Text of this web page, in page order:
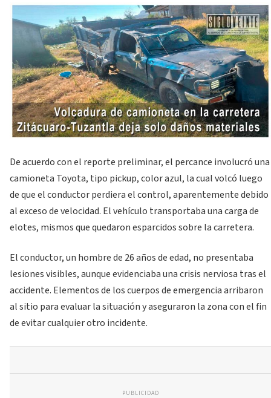
De acuerdo con el reporte preliminar, el percance involucró una
camioneta Toyota, tipo pickup, color azul, la cual volcó luego
de que el conductor perdiera el control, aparentemente debido
al exceso de velocidad. El vehículo transportaba una carga de
elotes, mismos que quedaron esparcidos sobre la carretera.
El conductor, un hombre de 26 años de edad, no presentaba
lesiones visibles, aunque evidenciaba una crisis nerviosa tras el
accidente. Elementos de los cuerpos de emergencia arribaron
al sitio para evaluar la situación y aseguraron la zona con el fin
de evitar cualquier otro incidente.
PUBLICIDAD